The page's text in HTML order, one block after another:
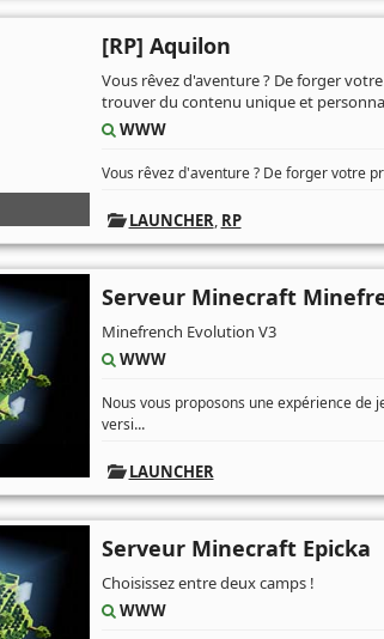
[RP] Aquilon
Vous rêvez d'aventure ? De forger
trouver du contenu unique et
WWW
Vous rêvez d'aventure ? De forger votre
LAUNCHER, RP
Serveur Minecraft
Minefrench Evolution V3
WWW
Nous vous proposons une expérience de
versi...
LAUNCHER
Serveur Minecraft Epicka
Choisissez entre deux camps !
WWW